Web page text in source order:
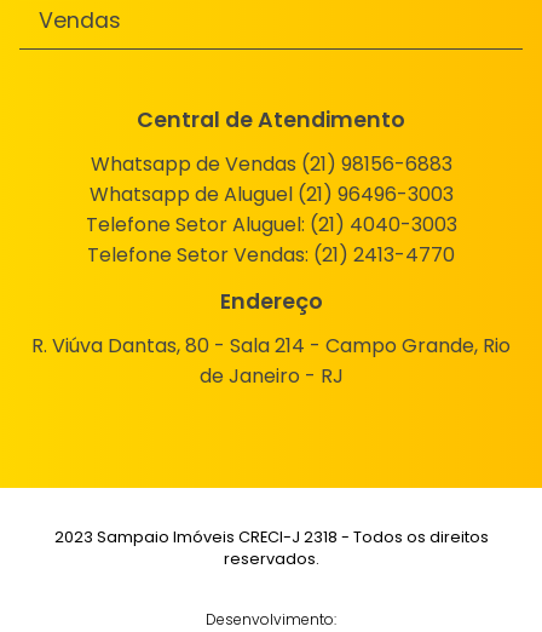
Vendas
Central de Atendimento
Whatsapp de Vendas (21) 98156-6883
Whatsapp de Aluguel (21) 96496-3003
Telefone Setor Aluguel: (21) 4040-3003
Telefone Setor Vendas: (21) 2413-4770
Endereço
R. Viúva Dantas, 80 - Sala 214 - Campo Grande, Rio
de Janeiro - RJ
2023 Sampaio Imóveis CRECI-J 2318 - Todos os direitos
reservados.
Desenvolvimento: